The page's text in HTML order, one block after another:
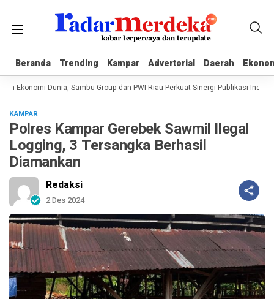
Beranda Trending Kampar Advertorial Daerah
Beranda Trending Kampar Advertorial Daerah
Ekonomi Dunia, Sambu Group dan PWI Riau Perkuat Sinergi Publikasi Industri
KAMPAR
Polres Kampar Gerebek Sawmil Ilegal
Logging, 3 Tersangka Berhasil
Diamankan
Redaksi
2 Des 2024